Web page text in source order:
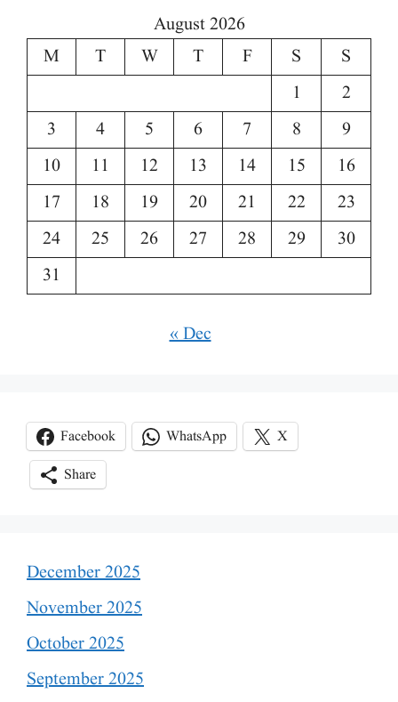
August 2026
M
T W T F S
S
1
2
3
4 5 6 7 8
9
10
11 12 13 14 15
16
17
18 19 20 21 22
23
24
25 26 27 28 29
30
31
« Dec
Facebook WhatsApp
X
Share
December 2025
November 2025
October 2025
September 2025